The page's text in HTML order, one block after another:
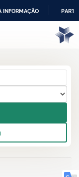
INFORMAÇÃO
'